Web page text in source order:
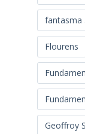
fantasma
Flourens
Geoffroy